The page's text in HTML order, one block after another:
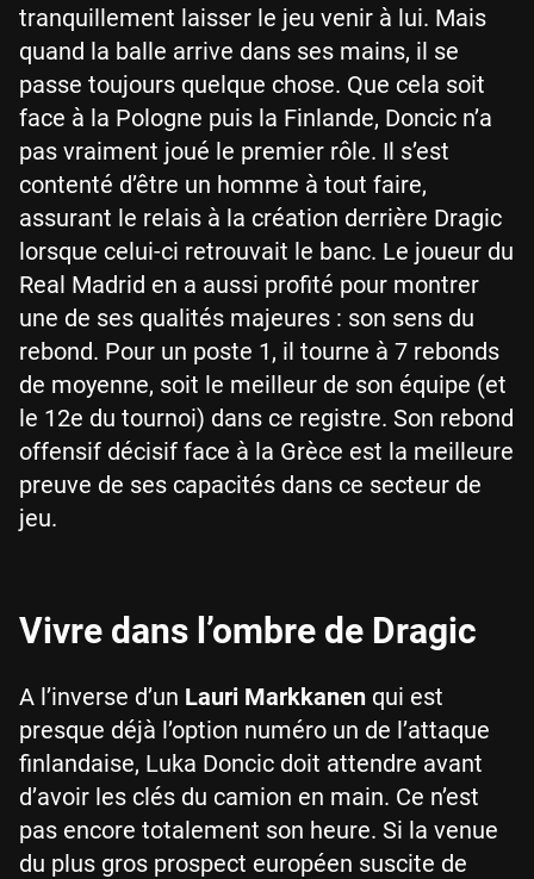
tranquillement laisser le jeu venir à lui. Mais
quand la balle arrive dans ses mains, il se
passe toujours quelque chose. Que cela soit
face à la Pologne puis la Finlande, Doncic n’a
pas vraiment joué le premier rôle. Il s’est
contenté d’être un homme à tout faire,
assurant le relais à la création derrière Dragic
lorsque celui-ci retrouvait le banc. Le joueur du
Real Madrid en a aussi profité pour montrer
une de ses qualités majeures : son sens du
rebond. Pour un poste 1, il tourne à 7 rebonds
de moyenne, soit le meilleur de son équipe (et
le 12e du tournoi) dans ce registre. Son rebond
offensif décisif face à la Grèce est la meilleure
preuve de ses capacités dans ce secteur de
jeu.
Vivre dans l’ombre de Dragic
A l’inverse d’un Lauri Markkanen qui est
presque déjà l’option numéro un de l’attaque
finlandaise, Luka Doncic doit attendre avant
d’avoir les clés du camion en main. Ce n’est
pas encore totalement son heure. Si la venue
du plus gros prospect européen suscite de